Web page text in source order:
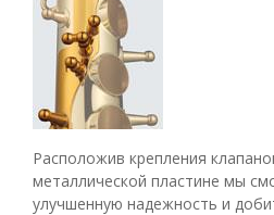
Расположив крепления
металлической пластине мы
улучшенную надежность и